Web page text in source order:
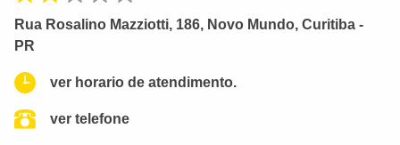
Rua Rosalino Mazziotti, 186, Novo Mundo, Curitiba -
PR
ver horario de atendimento.
ver telefone